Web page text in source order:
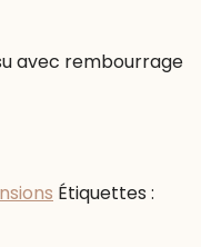
avec rembourrage
Étiquettes :